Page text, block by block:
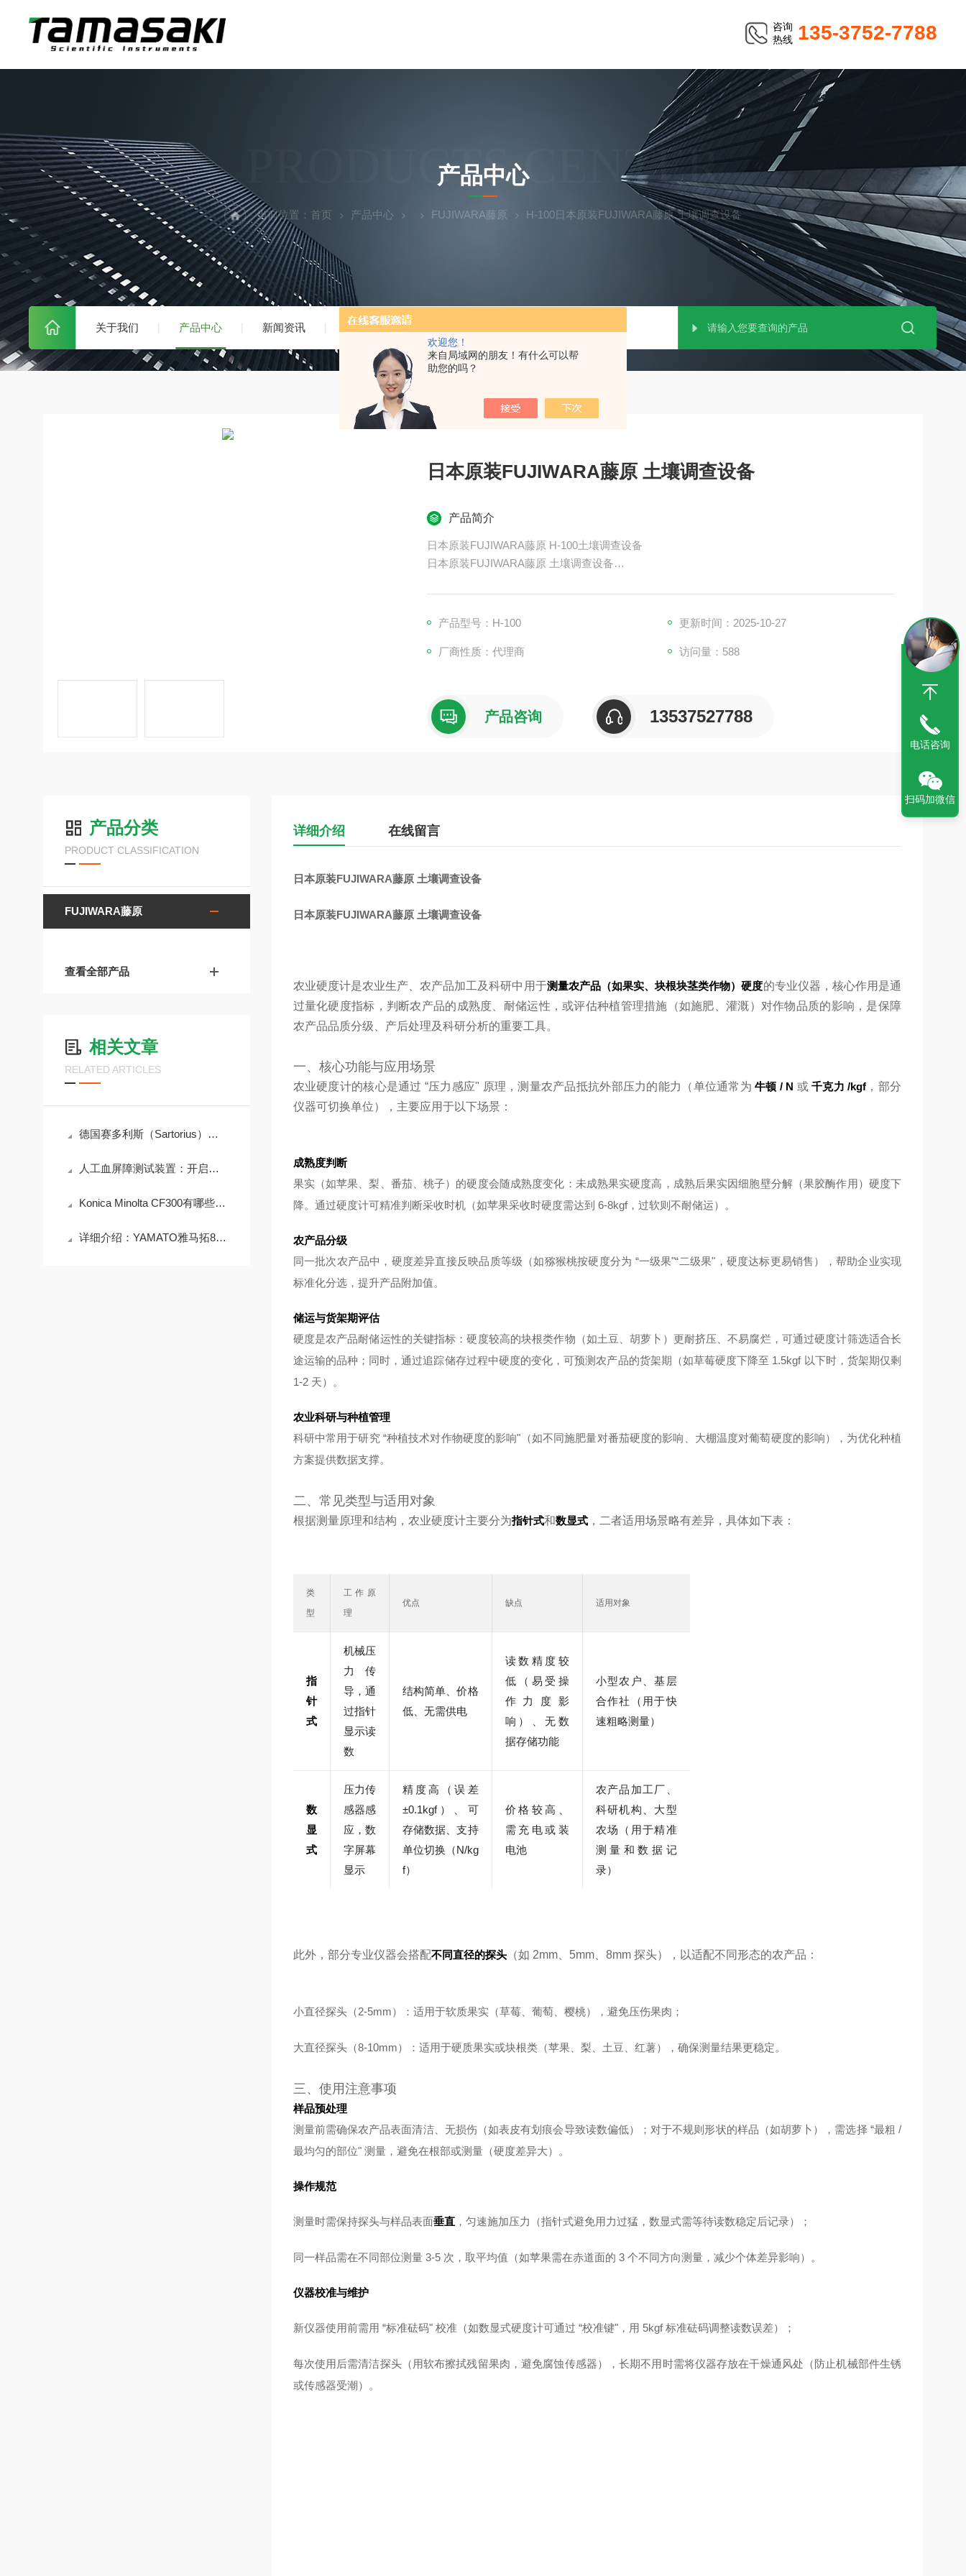
欢迎您！
来自局域网的朋友！有什么可以帮
助您的吗？
咨询
热线 135-3752-7788
关于我们 产品中心 新闻资讯 技术文章
PRODUCTS CENTER
产品中心
当前位置： 首页 产品中心 FUJIWARA藤原 H-100日本原装FUJIWARA藤原 土壤调查设备
日本原装FUJIWARA藤原 土壤调查设备
产品简介
日本原装FUJIWARA藤原 H-100土壤调查设备
日本原装FUJIWARA藤原 土壤调查设备
产品型号：H-100
更新时间：2025-10-27
厂商性质：代理商 访问量：588
产品咨询 13537527788
产品分类
PRODUCT CLASSIFICATION
FUJIWARA藤原
查看全部产品
相关文章
RELATED ARTICLES
德国赛多利斯（Sartorius）实验室天平竞品对比情况
人工血屏障测试装置：开启医学研究新征程
Konica Minolta CF300有哪些优点？
详细介绍：YAMATO雅马拓80L立式高压蒸汽灭菌器SQ-810C
详细介绍 在线留言
日本原装FUJIWARA藤原 土壤调查设备
日本原装FUJIWARA藤原 土壤调查设备
农业硬度计是农业生产、农产品加工及科研中用于测量农产品（如果实、块根块茎类作物）硬度的专业仪器，核心作用是通
过量化硬度指标，判断农产品的成熟度、耐储运性，或评估种植管理措施（如施肥、灌溉）对作物品质的影响，是保障
农产品品质分级、产后处理及科研分析的重要工具。
一、核心功能与应用场景
农业硬度计的核心是通过 “压力感应" 原理，测量农产品抵抗外部压力的能力（单位通常为牛顿 / N 或千克力 /kgf ，部分
仪器可切换单位），主要应用于以下场景：
成熟度判断
果实（如苹果、梨、番茄、桃子）的硬度会随成熟度变化：未成熟果实硬度高，成熟后果实因细胞壁分解（果胶酶作用）硬度下
降。通过硬度计可精准判断采收时机（如苹果采收时硬度需达到 6-8kgf，过软则不耐储运）。
农产品分级
同一批次农产品中，硬度差异直接反映品质等级（如猕猴桃按硬度分为 “一级果"“二级果"，硬度达标更易销售），帮助企业实现
标准化分选，提升产品附加值。
储运与货架期评估
硬度是农产品耐储运性的关键指标：硬度较高的块根类作物（如土豆、胡萝卜）更耐挤压、不易腐烂，可通过硬度计筛选适合长
途运输的品种；同时，通过追踪储存过程中硬度的变化，可预测农产品的货架期（如草莓硬度下降至 1.5kgf 以下时，货架期仅剩
1-2 天）。
农业科研与种植管理
科研中常用于研究 “种植技术对作物硬度的影响"（如不同施肥量对番茄硬度的影响、大棚温度对葡萄硬度的影响），为优化种植
方案提供数据支撑。
二、常见类型与适用对象
根据测量原理和结构，农业硬度计主要分为指针式和数显式，二者适用场景略有差异，具体如下表：
类
型
工作原
理
优点 缺点 适用对象
指
针
式
机械压
力传
导，通
过指针
显示读
数
结构简单、价格
低、无需供电
读数精度较
低（易受操
作力度影
响）、无数
据存储功能
小型农户、基层
合作社（用于快
速粗略测量）
数
显
式
压力传
感器感
应，数
字屏幕
显示
精度高（误差
±0.1kgf）、可
存储数据、支持
单位切换（N/kg
f）
价格较高、
需充电或装
电池
农产品加工厂、
科研机构、大型
农场（用于精准
测量和数据记
录）
此外，部分专业仪器会搭配不同直径的探头（如 2mm、5mm、8mm 探头），以适配不同形态的农产品：
小直径探头（2-5mm）：适用于软质果实（草莓、葡萄、樱桃），避免压伤果肉；
大直径探头（8-10mm）：适用于硬质果实或块根类（苹果、梨、土豆、红薯），确保测量结果更稳定。
三、使用注意事项
样品预处理
测量前需确保农产品表面清洁、无损伤（如表皮有划痕会导致读数偏低）；对于不规则形状的样品（如胡萝卜），需选择 “最粗 /
最均匀的部位" 测量，避免在根部或测量（硬度差异大）。
操作规范
测量时需保持探头与样品表面垂直，匀速施加压力（指针式避免用力过猛，数显式需等待读数稳定后记录）；
同一样品需在不同部位测量 3-5 次，取平均值（如苹果需在赤道面的 3 个不同方向测量，减少个体差异影响）。
仪器校准与维护
新仪器使用前需用 “标准砝码" 校准（如数显式硬度计可通过 “校准键"，用 5kgf 标准砝码调整读数误差）；
每次使用后需清洁探头（用软布擦拭残留果肉，避免腐蚀传感器），长期不用时需将仪器存放在干燥通风处（防止机械部件生锈
或传感器受潮）。
电话咨询
扫码加微信